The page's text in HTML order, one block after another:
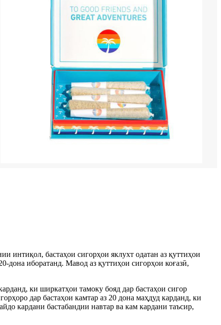
интиқол, бастаҳои сигорҳои яклухт одатан аз қуттиҳои
дона иборатанд. Мавод аз қуттиҳои сигорҳои коғазӣ,
ки ширкатҳои тамоку бояд дар бастаҳои сигор
дар бастаҳои камтар аз 20 дона маҳдуд карданд, ки
кардани бастабандии навтар ва кам кардани таъсир,